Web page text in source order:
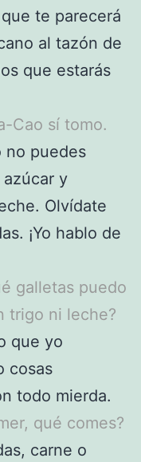
te parecerá
al tazón de
que estarás
Cao sí tomo.
no puedes
y
Olvídate
¡Yo hablo de
galletas puedo
trigo ni leche?
que yo
cosas
todo mierda.
qué comes?
carne o